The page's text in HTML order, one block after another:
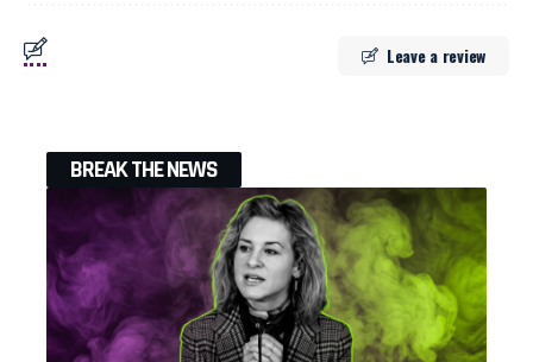
Leave a review
BREAK THE NEWS